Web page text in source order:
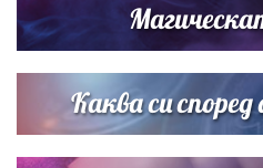
„Тук сме най-щастливи“:
Димов издадоха своето
Каква си